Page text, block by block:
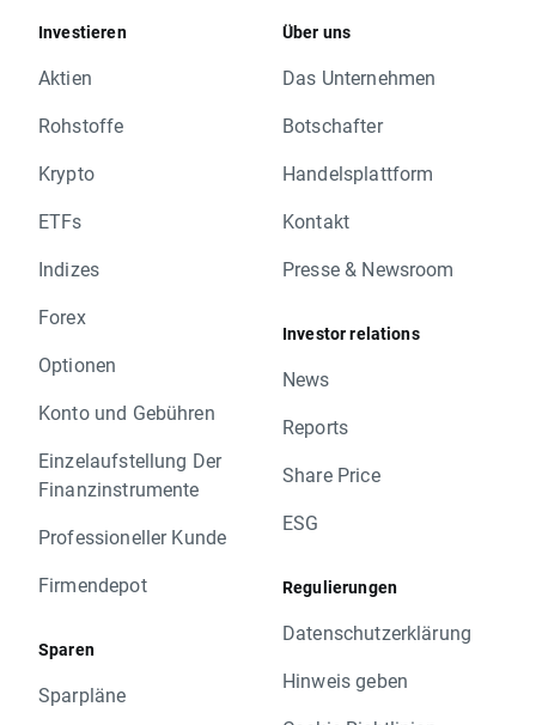
Investieren
Aktien
Rohstoffe
Krypto
ETFs
Indizes
Forex
Optionen
Konto und Gebühren
Einzelaufstellung Der
Finanzinstrumente
Professioneller Kunde
Firmendepot
Sparen
Sparpläne
Über uns
Das Unternehmen
Botschafter
Handelsplattform
Kontakt
Presse & Newsroom
Investor relations
News
Reports
Share Price
ESG
Regulierungen
Datenschutzerklärung
Hinweis geben